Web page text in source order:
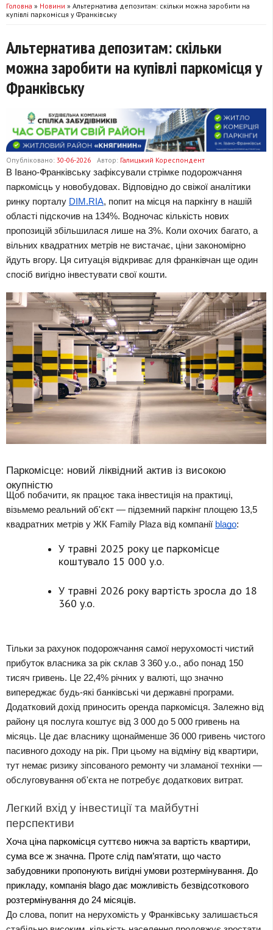
Головна » Новини » Альтернатива депозитам: скільки можна заробити на
купівлі паркомісця у Франківську
Альтернатива депозитам: скільки
можна заробити на купівлі паркомісця у
Франківську
Опубліковано: 30-06-2026 Автор: Галицький Кореспондент
В Івано-Франківську зафіксували стрімке подорожчання
паркомісць у новобудовах. Відповідно до свіжої аналітики
ринку порталу DIM.RIA, попит на місця на паркінгу в нашій
області підскочив на 134%. Водночас кількість нових
пропозицій збільшилася лише на 3%. Коли охочих багато, а
вільних квадратних метрів не вистачає, ціни закономірно
йдуть вгору. Ця ситуація відкриває для франківчан ще один
спосіб вигідно інвестувати свої кошти.
Паркомісце: новий ліквідний актив із високою
окупністю
Щоб побачити, як працює така інвестиція на практиці,
візьмемо реальний об'єкт — підземний паркінг площею 13,5
квадратних метрів у ЖК Family Plaza від компанії blago:
У травні 2025 року це паркомісце
коштувало 15 000 у.о.
У травні 2026 року вартість зросла до 18
360 у.о.
Тільки за рахунок подорожчання самої нерухомості чистий
прибуток власника за рік склав 3 360 у.о., або понад 150
тисяч гривень. Це 22,4% річних у валюті, що значно
випереджає будь-які банківські чи державні програми.
Додатковий дохід приносить оренда паркомісця. Залежно від
району ця послуга коштує від 3 000 до 5 000 гривень на
місяць. Це дає власнику щонайменше 36 000 гривень чистого
пасивного доходу на рік. При цьому на відміну від квартири,
тут немає ризику зіпсованого ремонту чи зламаної техніки —
обслуговування об'єкта не потребує додаткових витрат.
Легкий вхід у інвестиції та майбутні
перспективи
Хоча ціна паркомісця суттєво нижча за вартість квартири,
сума все ж значна. Проте слід пам’ятати, що часто
забудовники пропонують вигідні умови розтермінування. До
прикладу, компанія blago дає можливість безвідсоткового
розтермінування до 24 місяців.
До слова, попит на нерухомість у Франківську залишається